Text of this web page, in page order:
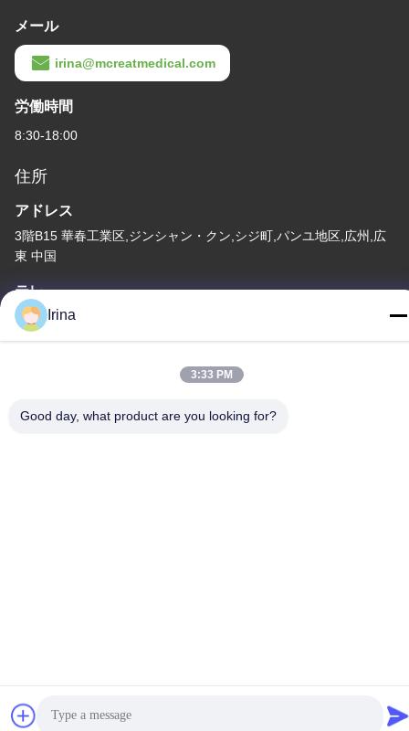
メール
irina@mcreatmedical.com
労働時間
8:30-18:00
住所
アドレス
3階B15 華春工業区,ジンシャン・クン,シジ町,パンユ地区,広州,広
東 中国
テレ
86-020-3156-0583
中国 良質 閉ざされた吸い込みシステム 提供者 著作権 -2026
Irina
3:33 PM
Good day, what product are you looking for?